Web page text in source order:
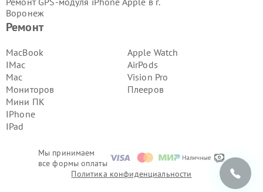
Мы принимаем
все формы оплаты
Ремонт
MacBook
IMac
Mac
Мониторов
Мини ПК
IPhone
IPad
Apple Watch
AirPods
Vision Pro
Плееров
Воронеж
Ремонт GPS-модуля iPhone Apple в г.
Ремонт GPS-модуля iPhone Apple в г.
Самара
Ремонт GPS-модуля iPhone Apple в г.
Пермь
Ремонт GPS-модуля iPhone Apple в г.
Красноярск
Ремонт GPS-модуля iPhone Apple в г.
Ижевск
Челябинск
Ремонт GPS-модуля iPhone Apple в г.
Ремонт GPS-модуля iPhone Apple в г.
Политика конфиденциальности